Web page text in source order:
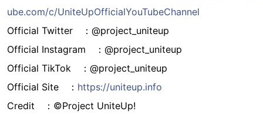
ube.com/c/UniteUpOfficialYouTubeChannel
Official Twitter ：@project_uniteup
Official Instagram ：@project_uniteup
Official TikTok ：@project_uniteup
Official Site ： https://uniteup.info
Credit ：©Project UniteUp!